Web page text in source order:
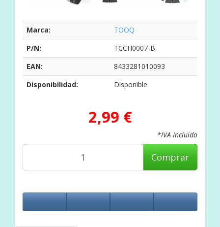
Marca:
TOOQ
P/N:
TCCH0007-B
EAN:
8433281010093
Disponibilidad:
Disponible
2,99 €
*IVA Incluido
Comprar